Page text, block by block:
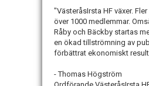
"VästeråsIrsta HF växer.
över 1000 medlemmar.
Råby och Bäckby startas
en ökad tillströmning av
förbättrat ekonomiskt
- Thomas Högström